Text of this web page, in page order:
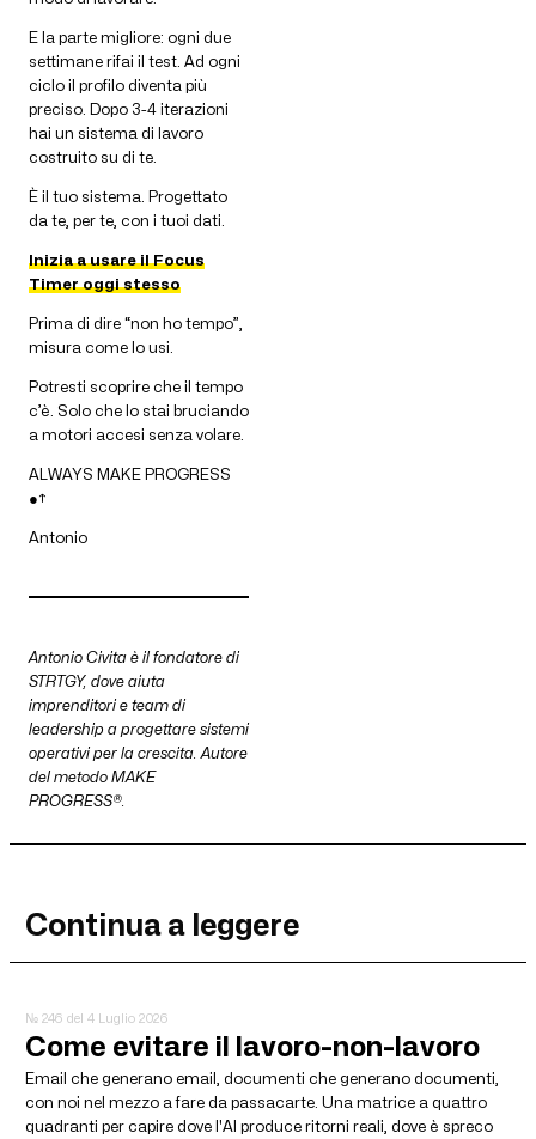
E la parte migliore: ogni due
settimane rifai il test. Ad ogni
ciclo il profilo diventa più
preciso. Dopo 3-4 iterazioni
hai un sistema di lavoro
costruito su di te.
È il tuo sistema. Progettato
da te, per te, con i tuoi dati.
Inizia a usare il Focus
Timer oggi stesso
Prima di dire “non ho tempo”,
misura come lo usi.
Potresti scoprire che il tempo
c’è. Solo che lo stai bruciando
a motori accesi senza volare.
ALWAYS MAKE PROGRESS
●↑
Antonio
Antonio Civita è il fondatore di
STRTGY, dove aiuta
imprenditori e team di
leadership a progettare sistemi
operativi per la crescita. Autore
del metodo MAKE
PROGRESS®.
Continua a leggere
№ 246 del 4 Luglio 2026
Come evitare il lavoro-non-lavoro
Email che generano email, documenti che generano documenti,
con noi nel mezzo a fare da passacarte. Una matrice a quattro
quadranti per capire dove l'AI produce ritorni reali, dove è spreco